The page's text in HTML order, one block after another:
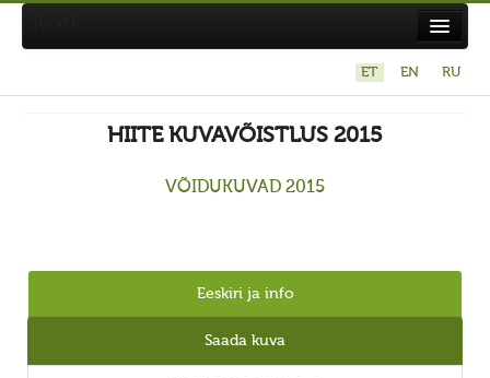
Taarausuliste ja Maausuliste Maavalla Koda
Kuidas liituda kojaga?
ET EN RU
HIITE KUVAVÕISTLUS 2015
VÕIDUKUVAD 2015
Eeskiri ja info
Saada kuva